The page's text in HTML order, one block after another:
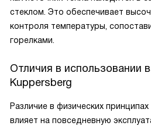
стеклом. Это обеспечивает
контроля температуры,
горелками.
Отличия в использовании
Kuppersberg
Различие в физических
влияет на повседневную